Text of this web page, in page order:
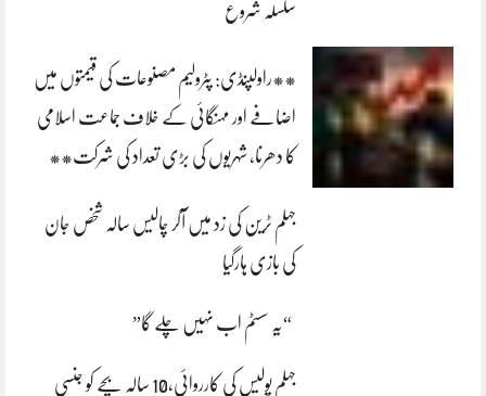
سلسلہ شروع
**راولپنڈی: پٹرولیم مصنوعات کی قیمتوں میں
اضافے اور مہنگائی کے خلاف جماعت اسلامی
کا دھرنا، شہریوں کی بڑی تعداد کی شرکت**
جہلم ٹرین کی زد میں آکر چالیس سالہ شخص جان
کی بازی ہارگیا
“یہ سسٹم اب نہیں چلے گا”
جہلم پولیس کی کارروائی،10 سالہ بچے کو جنسی